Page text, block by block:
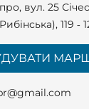
вул. 25
119 ‑